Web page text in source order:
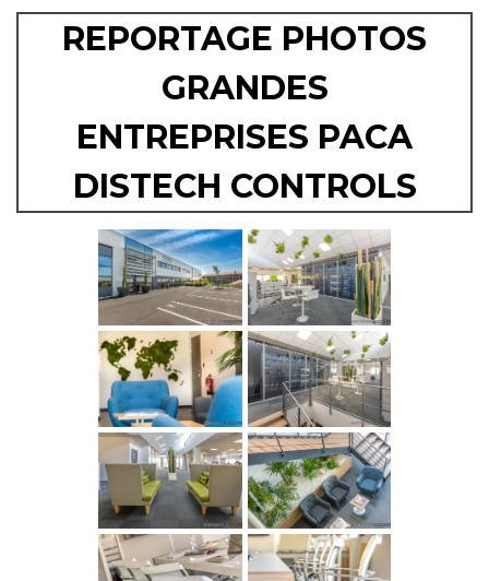
REPORTAGE PHOTOS
GRANDES
ENTREPRISES PACA
DISTECH CONTROLS